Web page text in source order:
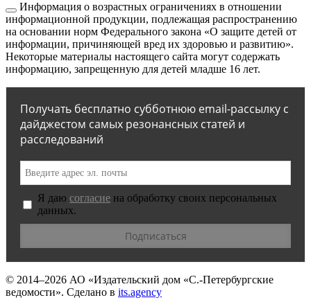
Информация о возрастных ограничениях в отношении
информационной продукции, подлежащая распространению
на основании норм Федерального закона «О защите детей от
информации, причиняющей вред их здоровью и развитию».
Некоторые материалы настоящего сайта могут содержать
информацию, запрещенную для детей младше 16 лет.
Получать бесплатно субботнюю email-рассылку с
дайджестом самых резонансных статей и
расследований
Я даю согласие на обработку своих персональных
данных.
© 2014–2026 АО «Издательский дом «С.-Петербургские
ведомости». Сделано в its.agency